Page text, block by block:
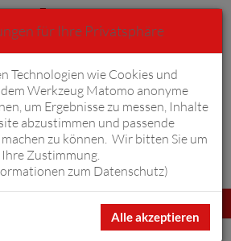
Warenkorb 0
für Ihre Privatsphäre
Technologien wie Cookies und
Werkzeug Matomo anonyme
um Ergebnisse zu messen, Inhalte
abzustimmen und passende
zu können. Wir bitten Sie um
Ihre Zustimmung.
zum Datenschutz)
Alle akzeptieren